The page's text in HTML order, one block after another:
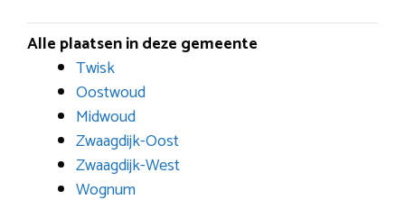
Alle plaatsen in deze gemeente
Twisk
Oostwoud
Midwoud
Zwaagdijk-Oost
Zwaagdijk-West
Wognum